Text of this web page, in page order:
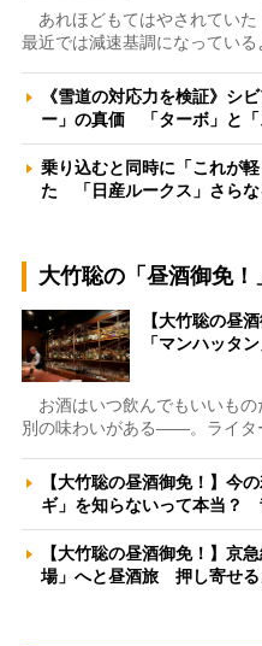
あれほどもてはやされていた
最近では減速基調になっている
《雪道の対応力を検証》シ
ー」の真価 「ターボ」と
乗り込むと同時に「これが
た 「日産ルークス」さら
大竹聡の「昼酒御免！
【大竹聡の昼
「マンハッタ
お酒はいつ飲んでもいいもの
別の味わいがある――。ライタ
【大竹聡の昼酒御免！】今
ギ」を知らないって本当？
【大竹聡の昼酒御免！】京
場」へと昼酒旅 押し寄せ